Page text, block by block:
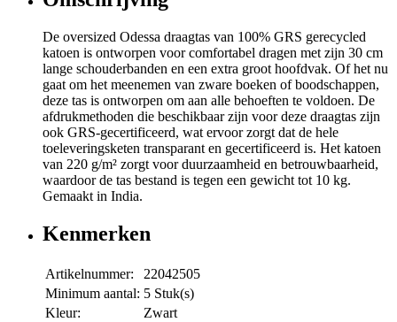
De oversized Odessa draagtas van 100% GRS gerecycled
katoen is ontworpen voor comfortabel dragen met zijn 30 cm
lange schouderbanden en een extra groot hoofdvak. Of het nu
gaat om het meenemen van zware boeken of boodschappen,
deze tas is ontworpen om aan alle behoeften te voldoen. De
afdrukmethoden die beschikbaar zijn voor deze draagtas zijn
ook GRS-gecertificeerd, wat ervoor zorgt dat de hele
toeleveringsketen transparant en gecertificeerd is. Het katoen
van 220 g/m² zorgt voor duurzaamheid en betrouwbaarheid,
waardoor de tas bestand is tegen een gewicht tot 10 kg.
Gemaakt in India.
Kenmerken
Artikelnummer:
22042505
Minimum aantal: 5 Stuk(s)
Kleur:
Zwart